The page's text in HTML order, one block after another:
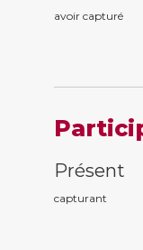
avoir capturé
Présent
capturant